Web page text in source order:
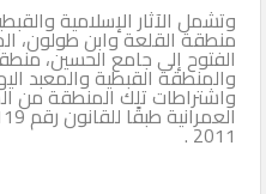
وتشمل الآثار الإسلامية
منطقة القلعة وابن طولون،
الفتوح إلى جامع الحسين،
والمنطقة القبطية والمعبد
واشتراطات تلك المنطقة من
2011 .